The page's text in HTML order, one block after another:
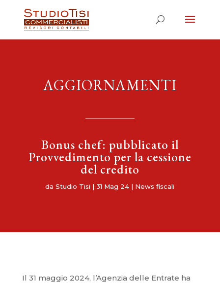
AGGIORNAMENTI
Bonus chef: pubblicato il
Provvedimento per la cessione
del credito
daStudio Tisi |31 Mag 24 | News fiscali
Il 31 maggio 2024, l’Agenzia delle Entrate ha